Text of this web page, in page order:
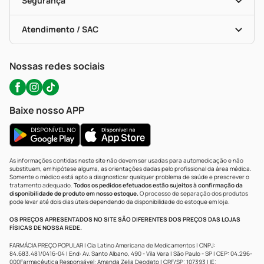
Troca E Devolução
Bulas De A A Z
Políticas De Marketplace
Testes Rápidos
Autoteste Covid-19
Certificado De Segurança
Portal Da Privacidade
Atendimento / SAC
WhatsApp (47) 9202-1687
Nossas redes sociais
Baixe nosso APP
As informações contidas neste site não devem ser usadas para automedicação e não
substituem, em hipótese alguma, as orientações dadas pelo profissional da área médica.
Somente o médico está apto a diagnosticar qualquer problema de saúde e prescrever o
tratamento adequado. Todos os pedidos efetuados estão sujeitos à confirmação da
disponibilidade de produto em nosso estoque.O processo de separação dos produtos
pode levar até dois dias úteis dependendo da disponibilidade do estoque em loja.
OS PREÇOS APRESENTADOS NO SITE SÃO DIFERENTES DOS PREÇOS DAS LOJAS
FÍSICAS DE NOSSA REDE.
FARMÁCIA PREÇO POPULAR | Cia Latino Americana de Medicamentos | CNPJ:
84.683.481/0416-04 | End: Av. Santo Albano, 490 - Vila Vera | São Paulo - SP | CEP: 04.296-
000Farmacêutica Responsável: Amanda Zelia Deodato | CRF/SP: 107393 | IE: